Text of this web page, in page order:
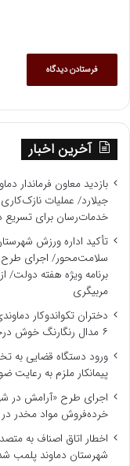
آخرین اخبار
بازدید معاون فرماندار
جیلارد/ عملیات
خدمات‌رسان برای تسریع
تأکید اداره ورزش
برنامه‌ ویژه هفته دولت/
مربیگری
دختران تکواندوکار
۶ مدال رنگارنگ خوش درخشیدند
ورود دستگاه قضایی به
پیمانکار ملزم به رعایت
خرده‌فروش مواد مخدر در
شهرستان دماوند پلمب